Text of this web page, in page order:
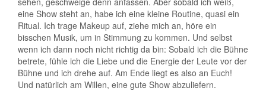
eine Show steht an, habe ich eine kleine Routine, quasi ein
Ritual. Ich trage Makeup auf, ziehe mich an, höre ein
bisschen Musik, um in Stimmung zu kommen. Und selbst
wenn ich dann noch nicht richtig da bin: Sobald ich die Bühne
betrete, fühle ich die Liebe und die Energie der Leute vor der
Bühne und ich drehe auf. Am Ende liegt es also an Euch!
Und natürlich am Willen, eine gute Show abzuliefern.